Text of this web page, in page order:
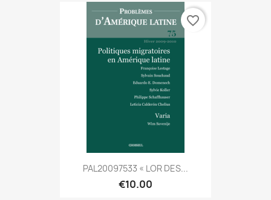
PAL20097533 « LOR DES...
€10.00
favorite_border